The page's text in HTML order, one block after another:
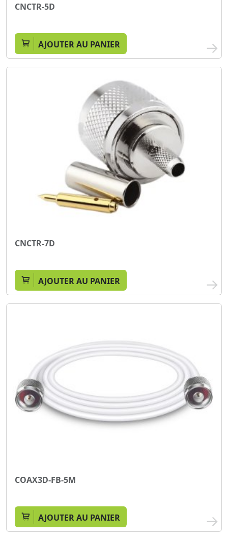
CNCTR-5D
AJOUTER AU PANIER
CNCTR-7D
AJOUTER AU PANIER
COAX3D-FB-5M
AJOUTER AU PANIER